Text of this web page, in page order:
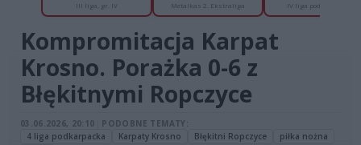
III liga, gr. IV Metalkas 2. Ekstraliga IV liga podkarpacka
Kompromitacja Karpat
Krosno. Porażka 0-6 z
Błękitnymi Ropczyce
03.06.2026, 20:10
PODOBNE TEMATY:
4 liga podkarpacka
Karpaty Krosno Błękitni Ropczyce
piłka nożna